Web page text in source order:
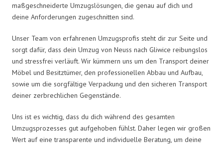
maßgeschneiderte Umzugslösungen, die genau auf dich und
deine Anforderungen zugeschnitten sind.
Unser Team von erfahrenen Umzugsprofis steht dir zur Seite und
sorgt dafür, dass dein Umzug von Neuss nach Gliwice reibungslos
und stressfrei verläuft. Wir kümmern uns um den Transport deiner
Möbel und Besitztümer, den professionellen Abbau und Aufbau,
sowie um die sorgfältige Verpackung und den sicheren Transport
deiner zerbrechlichen Gegenstände.
Uns ist es wichtig, dass du dich während des gesamten
Umzugsprozesses gut aufgehoben fühlst. Daher legen wir großen
Wert auf eine transparente und individuelle Beratung, um deine